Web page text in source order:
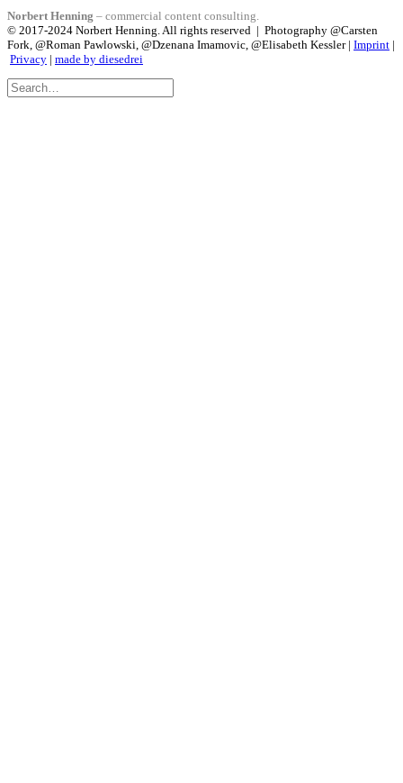
Norbert Henning – commercial content consulting.
© 2017-2024 Norbert Henning. All rights reserved | Photography @Carsten
Fork, @Roman Pawlowski, @Dzenana Imamovic, @Elisabeth Kessler | Imprint |
Privacy | made by diesedrei